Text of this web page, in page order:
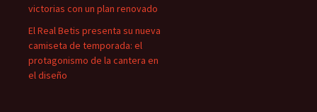
victorias con un plan renovado
El Real Betis presenta su nueva
camiseta de temporada: el
protagonismo de la cantera en
el diseño